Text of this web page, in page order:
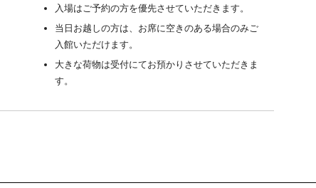
入場はご予約の方を優先させていただきます。
当日お越しの方は、お席に空きのある場合のみご
入館いただけます。
大きな荷物は受付にてお預かりさせていただきま
す。